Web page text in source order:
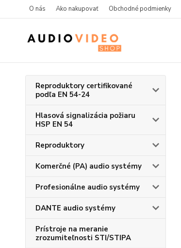
O nás Ako nakupovať Obchodné podmienky
Reproduktory certifikované
podľa EN 54-24
Hlasová signalizácia požiaru
HSP EN 54
Reproduktory
Komerčné (PA) audio systémy
Profesionálne audio systémy
DANTE audio systémy
Prístroje na meranie
zrozumiteľnosti STI/STIPA